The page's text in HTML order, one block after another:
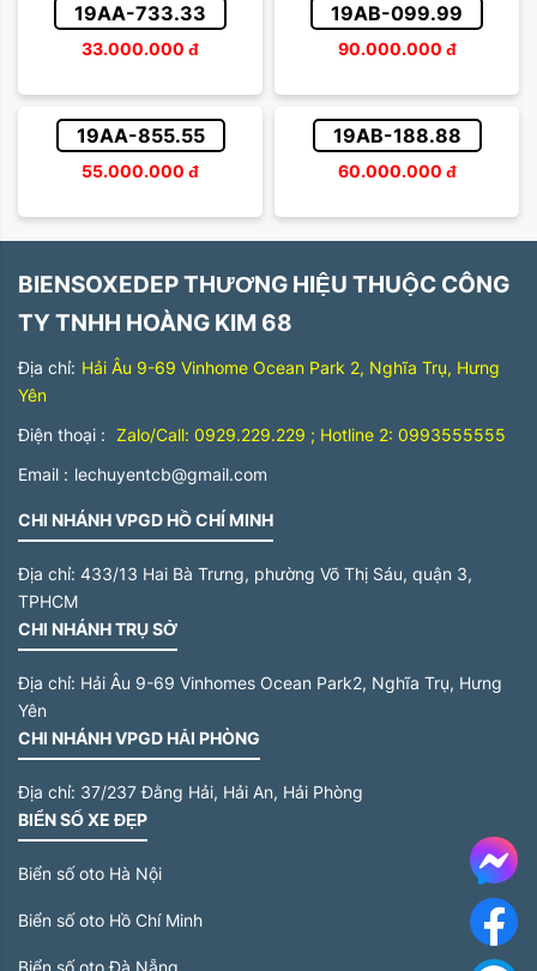
19AA-733.33
33.000.000 đ
19AB-099.99
90.000.000 đ
19AA-855.55
55.000.000 đ
19AB-188.88
60.000.000 đ
BIENSOXEDEP THƯƠNG HIỆU THUỘC CÔNG
TY TNHH HOÀNG KIM 68
Địa chỉ: Hải Âu 9-69 Vinhome Ocean Park 2, Nghĩa Trụ, Hưng
Yên
Điện thoại : Zalo/Call: 0929.229.229 ; Hotline 2: 0993555555
Email : lechuyentcb@gmail.com
CHI NHÁNH VPGD HỒ CHÍ MINH
Địa chỉ: 433/13 Hai Bà Trưng, phường Võ Thị Sáu, quận 3,
TPHCM
CHI NHÁNH TRỤ SỞ
Địa chỉ: Hải Âu 9-69 Vinhomes Ocean Park2, Nghĩa Trụ, Hưng
Yên
CHI NHÁNH VPGD HẢI PHÒNG
Địa chỉ: 37/237 Đằng Hải, Hải An, Hải Phòng
BIỂN SỐ XE ĐẸP
Biển số oto Hà Nội
Biển số oto Hồ Chí Minh
Biển số oto Đà Nẵng